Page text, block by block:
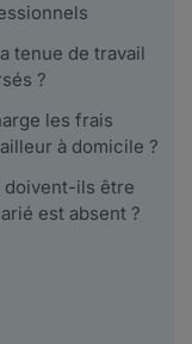
tenue de travail
?
les frais
à domicile ?
doivent-ils être
est absent ?